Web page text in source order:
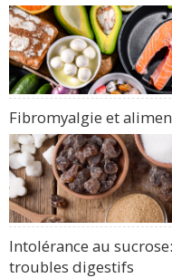
Fibromyalgie et
Intolérance au
troubles digestifs